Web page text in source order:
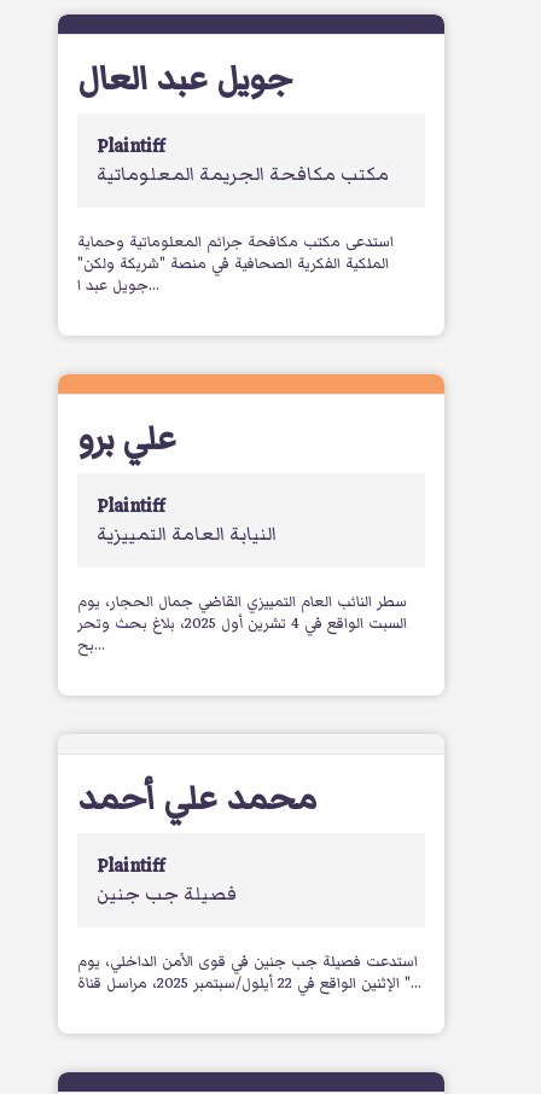
جويل عبد العال
Plaintiff
مكتب مكافحة الجريمة المعلوماتية
استدعى مكتب مكافحة جرائم المعلوماتية وحماية
الملكية الفكرية الصحافية في منصة "شريكة ولكن"
جويل عبد ا...
علي برو
Plaintiff
النيابة العامة التمييزية
سطر النائب العام التمييزي القاضي جمال الحجار، يوم
السبت الواقع في 4 تشرين أول 2025، بلاغ بحث وتحر
بح...
محمد علي أحمد
Plaintiff
فصيلة جب جنين
استدعت فصيلة جب جنين في قوى الأمن الداخلي، يوم
الإثنين الواقع في 22 أيلول/سبتمبر 2025، مراسل قناة "...